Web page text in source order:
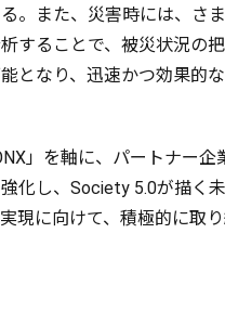
。また、 災害時には、さ
することで、被災状況の
となり、迅速かつ効果的な
」を軸に、 パートナー企
強化 し、Society 5.0が描く
実現に向けて、積極的に取